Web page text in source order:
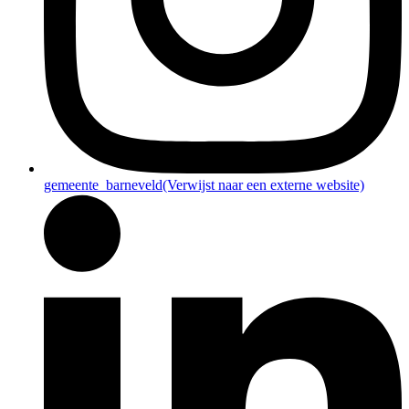
gemeente_barneveld(Verwijst naar een externe website)